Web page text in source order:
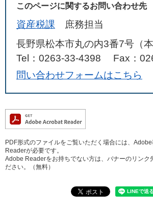
このページに関するお問い合わせ先
資産税課
庶務担当
長野県松本市丸の内3番7号（本
Tel：0263-33-4398
Fax：
問い合わせフォームはこちら
PDF形式のファイルをご覧いただく場合には、
Readerが必要です。
Adobe Readerをお持ちでない方は、バナーのリンク
ださい。（無料）